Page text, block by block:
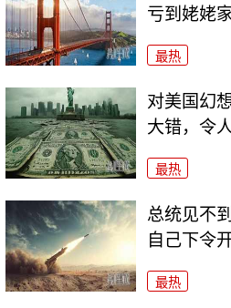
亏到姥姥
最热
对美国幻
大错，令
最热
总统见不
自己下令
最热